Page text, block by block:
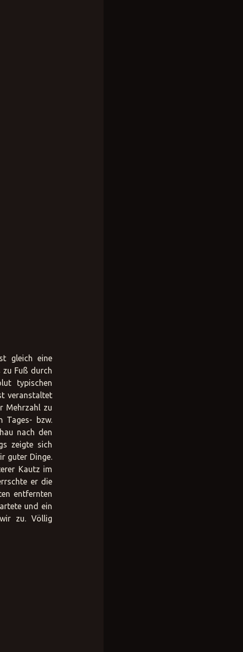
gleich eine
Fuß durch
typischen
veranstaltet
Mehrzahl zu
Tages- bzw.
nach den
zeigte sich
guter Dinge.
Kautz im
er die
entfernten
und ein
zu. Völlig